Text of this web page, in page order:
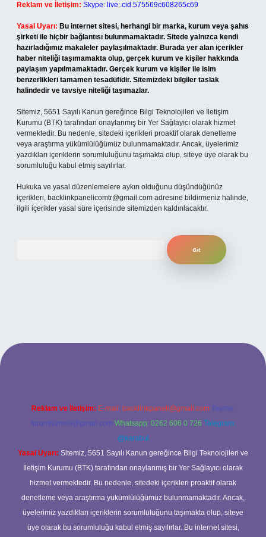
Reklam ve İletişim: Skype: live:.cid.575569c608265c69
Yasal Uyarı: Bu internet sitesi, herhangi bir marka, kurum veya şahıs
şirketi ile hiçbir bağlantısı bulunmamaktadır. Sitede yalnızca kendi
hazırladığımız makaleler paylaşılmaktadır. Burada yer alan içerikler
haber niteliği taşımamakta olup, gerçek kurum ve kişiler hakkında
paylaşım yapılmamaktadır. Gerçek kurum ve kişiler ile isim
benzerlikleri tamamen tesadüfidir. Sitemizdeki bilgiler taslak
halindedir ve tavsiye niteliği taşımazlar.
Sitemiz, 5651 Sayılı Kanun gereğince Bilgi Teknolojileri ve İletişim
Kurumu (BTK) tarafından onaylanmış bir Yer Sağlayıcı olarak hizmet
vermektedir. Bu nedenle, sitedeki içerikleri proaktif olarak denetleme
veya araştırma yükümlülüğümüz bulunmamaktadır. Ancak, üyelerimiz
yazdıkları içeriklerin sorumluluğunu taşımakta olup, siteye üye olarak bu
sorumluluğu kabul etmiş sayılırlar.
Hukuka ve yasal düzenlemelere aykırı olduğunu düşündüğünüz
içerikleri, backlinkpanelicomtr@gmail.com adresine bildirmeniz halinde,
ilgili içerikler yasal süre içerisinde sitemizden kaldırılacaktır.
adresi
Reklam ve İletişim: E-mail: backlinkpaneli@gmail.com Teams:
forumhizmeti@gmail.com Whatsapp: 0262 606 0 726 Telegram:
@karabul
Yasal Uyarı: Sitemiz, 5651 Sayılı Kanun gereğince Bilgi Teknolojileri ve
İletişim Kurumu (BTK) tarafından onaylanmış bir Yer Sağlayıcı olarak
hizmet vermektedir. Bu nedenle, sitedeki içerikleri proaktif olarak
denetleme veya araştırma yükümlülüğümüz bulunmamaktadır. Ancak,
üyelerimiz yazdıkları içeriklerin sorumluluğunu taşımakta olup, siteye
üye olarak bu sorumluluğu kabul etmiş sayılırlar. Bu internet sitesi,